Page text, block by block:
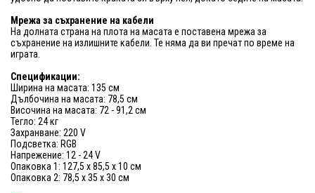
Мрежа за съхранение на кабели
На долната страна на плота на масата е поставена мрежа за
съхранение на излишните кабели. Те няма да ви пречат по време на
играта.
Спецификации:
Ширина на масата: 135 см
Дълбочина на масата: 78,5 см
Височина на масата: 72 - 91,2 см
Тегло: 24 кг
Захранване: 220 V
Подсветка: RGB
Напрежение: 12 - 24 V
Опаковка 1: 127,5 x 85,5 x 10 см
Опаковка 2: 78,5 x 35 x 30 см